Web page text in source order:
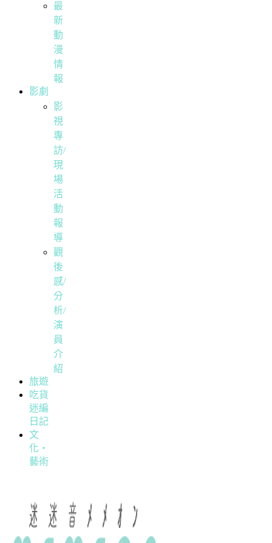
最
新
動
漫
情
報
影劇
影
視
專
訪/
現
場
活
動
報
導
觀
後
感/
分
析/
演
員
介
紹
旅遊
吃貨
迷編
日記
文
化・
藝術